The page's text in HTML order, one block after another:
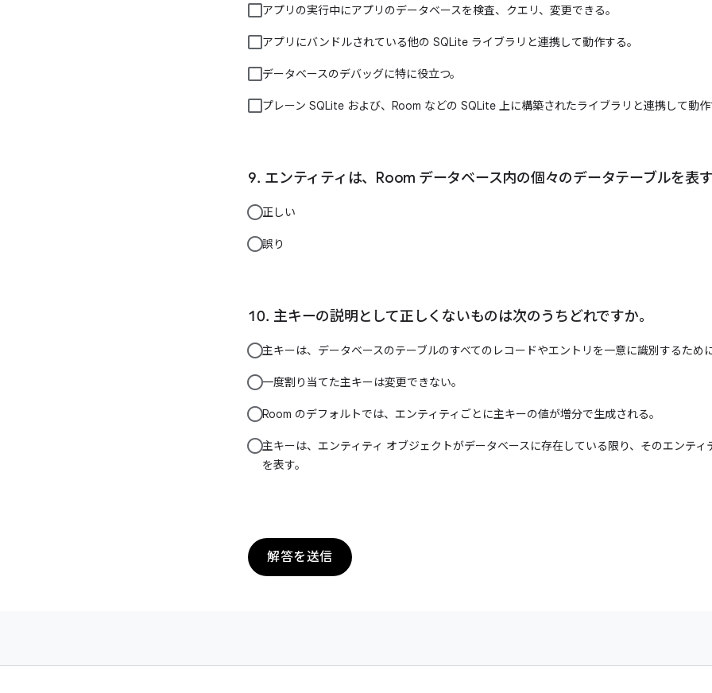
アプリの実行中にアプリのデータベースを検査、クエリ、変更できる。
アプリにバンドルされている他の SQLite ライブラリと連携して動作する。
データベースのデバッグに特に役立つ。
プレーン SQLite および、Room などの SQLite 上に構築されたライブラリと連携して動作
エンティティは、Room データベース内の個々のデータテーブルを表す
正しい
誤り
主キーの説明として正しくないものは次のうちどれですか。
主キーは、データベースのテーブルのすべてのレコードやエントリを一意に識別するため
一度割り当てた主キーは変更できない。
Room のデフォルトでは、エンティティごとに主キーの値が増分で生成される。
主キーは、エンティティ オブジェクトがデータベースに存在している限り、そのエンティ
を表す。
解答を送信